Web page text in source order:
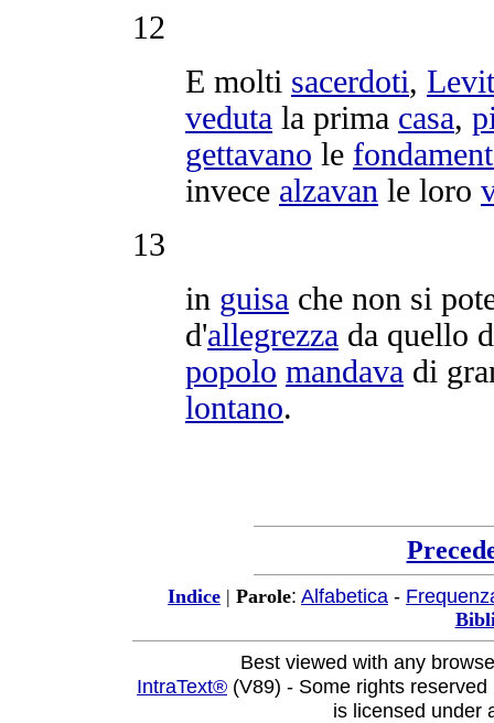
12
E molti sacerdoti,
veduta la prima casa,
gettavano le
invece alzavan le loro
13
in guisa che non si
d'allegrezza da quello
popolo mandava di
lontano.
Indice | Parole: Alfabetica -
Best viewed with any
IntraText® (V89) - Some rights
is licensed under